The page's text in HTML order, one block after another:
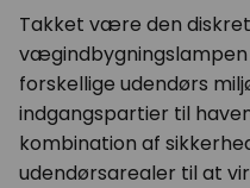
Takket være den
forskellige udendørs
indgangspartier til
kombination af
udendørsarealer til at